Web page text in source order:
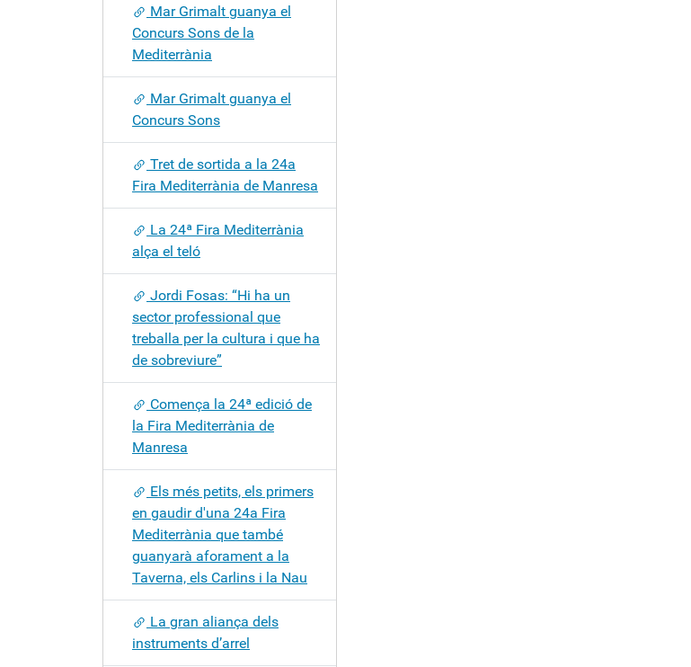
Mar Grimalt guanya el
Concurs Sons de la
Mediterrània
Mar Grimalt guanya el
Concurs Sons
Tret de sortida a la 24a
Fira Mediterrània de Manresa
La 24ª Fira Mediterrània
alça el teló
Jordi Fosas: “Hi ha un
sector professional que
treballa per la cultura i que ha
de sobreviure”
Comença la 24ª edició de
la Fira Mediterrània de
Manresa
Els més petits, els primers
en gaudir d'una 24a Fira
Mediterrània que també
guanyarà aforament a la
Taverna, els Carlins i la Nau
La gran aliança dels
instruments d’arrel